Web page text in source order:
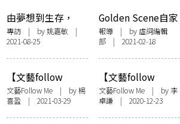
由夢想到生存，
《狂舞派3》中的
本土深情——訪導
演黃修平
專訪 | by姚嘉敏 |
2021-08-25
Golden Scene自家
戲院「高先電影
院」今日開幕 董事
總經理Winnie ：希
望提供一個做夢的
空間
報導| by 虛詞編輯
部 | 2021-02-18
【文藝follow
me】理解情緒不是
練習，而是體驗。
——訪問馬傑偉
文藝Follow Me | by楊
喜盈 | 2021-03-29
【文藝follow
me】蜂鳥出版開書
店：「希望給人一
個寧靜的空間」
文藝Follow Me| by 李
卓謙 | 2020-12-23